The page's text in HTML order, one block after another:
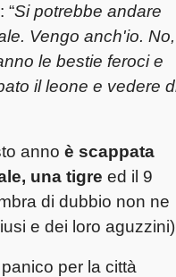
“Si potrebbe andare
Vengo anch'io. No,
le bestie feroci e
il leone e vedere
anno è scappata
una tigre ed il 9
di dubbio non ne
e dei loro
per la città